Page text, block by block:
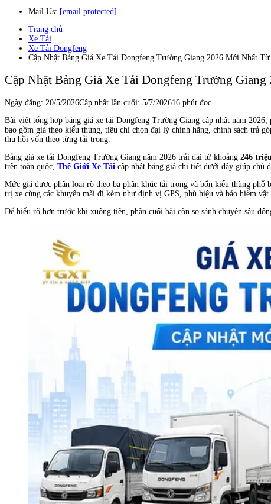
Mail Us: [email protected]
Trang chủ
Xe Tải
Xe Tải Dongfeng
Cập Nhật Bảng Giá Xe Tải Dongfeng Trường Giang 2026 Mới Nhất
Cập Nhật Bảng Giá Xe Tải Dongfeng Trường
Ngày đăng: 20/5/2026Cập nhật lần cuối: 5/7/202616 phút đọc
Bài viết tổng hợp bảng giá xe tải Dongfeng Trường Giang cập nhật năm
bao gồm giá theo kiểu thùng, tiêu chí chọn đại lý chính hãng, chính sách trả
thu hồi vốn theo từng tải trọng.
Bảng giá xe tải Dongfeng Trường Giang năm 2026 trải dài từ khoảng 246 triệu
trên toàn quốc, Thế Giới Xe Tải cập nhật bảng giá chi tiết dưới đây giúp chủ
Mức giá được phân loại rõ theo ba phân khúc tải trọng và bốn kiểu thùng
trị xe cùng các khuyến mãi đi kèm như định vị GPS, phù hiệu và bảo hiểm vật
Để hiểu rõ hơn trước khi xuống tiền, phần cuối bài còn so sánh chuyên sâu